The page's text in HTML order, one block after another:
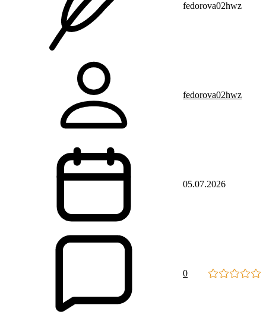
fedorova02hwz
fedorova02hwz
05.07.2026
0